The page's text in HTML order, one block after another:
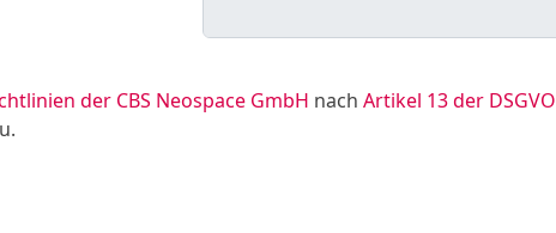
der CBS Neospace GmbH nach Artikel 13 der DSGVO